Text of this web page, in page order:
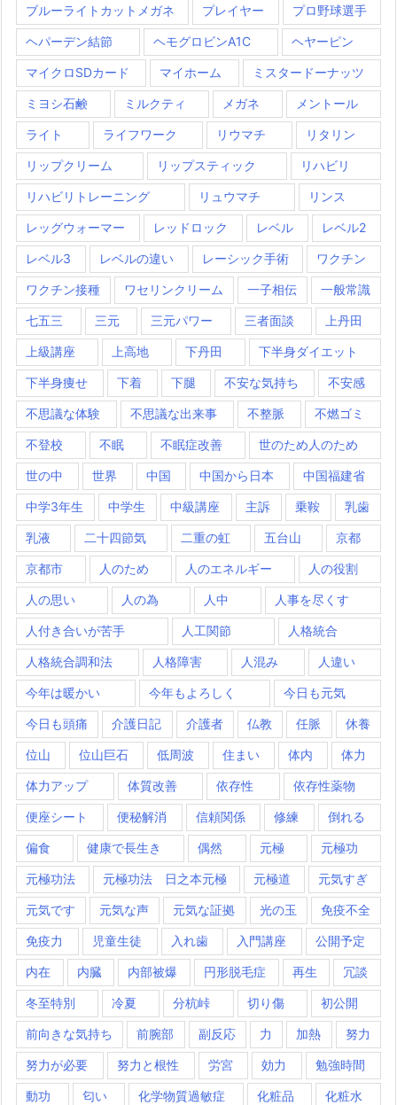
ブルーライトカットメガネ プレイヤー プロ野球選手
ヘパーデン結節 ヘモグロビンA1C ヘヤーピン
マイクロSDカード マイホーム ミスタードーナッツ
ミヨシ石鹸 ミルクティ メガネ メントール
ライト ライフワーク リウマチ リタリン
リップクリーム リップスティック リハビリ
リハビリトレーニング リュウマチ リンス
レッグウォーマー レッドロック レベル レベル2
レベル3 レベルの違い レーシック手術 ワクチン
ワクチン接種 ワセリンクリーム 一子相伝 一般常識
七五三 三元 三元パワー 三者面談 上丹田
上級講座 上高地 下丹田 下半身ダイエット
下半身痩せ 下着 下腿 不安な気持ち 不安感
不思議な体験 不思議な出来事 不整脈 不燃ゴミ
不登校 不眠 不眠症改善 世のため人のため
世の中 世界 中国 中国から日本 中国福建省
中学3年生 中学生 中級講座 主訴 乗鞍 乳歯
乳液 二十四節気 二重の虹 五台山 京都
京都市 人のため 人のエネルギー 人の役割
人の思い 人の為 人中 人事を尽くす
人付き合いが苦手 人工関節 人格統合
人格統合調和法 人格障害 人混み 人違い
今年は暖かい 今年もよろしく 今日も元気
今日も頭痛 介護日記 介護者 仏教 任脈 休養
位山 位山巨石 低周波 住まい 体内 体力
体力アップ 体質改善 依存性 依存性薬物
便座シート 便秘解消 信頼関係 修練 倒れる
偏食 健康で長生き 偶然 元極 元極功
元極功法 元極功法 日之本元極 元極道 元気すぎ
元気です 元気な声 元気な証拠 光の玉 免疫不全
免疫力 児童生徒 入れ歯 入門講座 公開予定
内在 内臓 内部被爆 円形脱毛症 再生 冗談
冬至特別 冷夏 分杭峠 切り傷 初公開
前向きな気持ち 前腕部 副反応 力 加熱 努力
努力が必要 努力と根性 労宮 効力 勉強時間
動功 匂い 化学物質過敏症 化粧品 化粧水